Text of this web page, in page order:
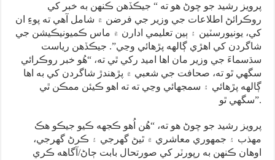
پرويز رشيد جو چوڻ هو ته “ جيڪڏهن ڪنهن به خبر کي
روڪرائڻ اطلاعات جي وزير جي فرضن ۾ شامل آهي ته پوءِ ان
کي، يونيورسٽين ۽ ٻين تعليمي ادارن ۾ ماس ڪميونيڪيشن جي
شاگردن کي اهڙي ڳالهه پڙهائي وڃي”. جيڪڏهن رياست
سڌسماءَ جي وزير مان اها اميد رکي ٿي ته، “هُو خبر روڪرائي
سگهي ٿو ته، صحافت جي شعبي ۾ پڙهندڙ شاگردن کي به اها
ڳالهه پڙهائي ۽ سمجهائي وڃي ته ته اهو ڪيئن ممڪن ٿي
سگهي ٿو”.
پرويز رشيد جو چوڻ هو ته، “هُن اُهو ڪجهه ڪيو جيڪو هڪ
مهذب ۽ جمهوري معاشري ۾ ٿيڻ گهرجي ۽ ڪرڻ گهرجي،
اوهان ڪنهن به رپورٽر کي صورتحال بابت ڄاڻ/آگاهه ڪري